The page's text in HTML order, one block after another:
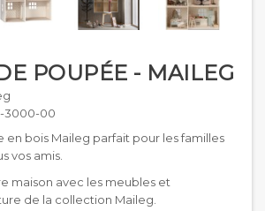
POUPÉE - MAILEG
3000-00
en bois Maileg parfait pour les familles
vos amis.
maison avec les meubles et
de la collection Maileg.